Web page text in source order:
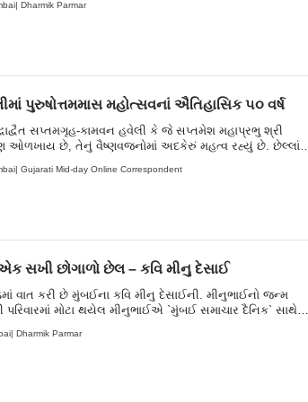
કરી તેનો મનમાં અને હૈયામાં ઉજાસ કરીએ. ગુજરાતી કવિતાઓનો
આવ્યું છે આ ‘કવિવાર’માં. આવો, સાથે મળી દર બીજા અને
Dharmik Parmar
પુરુષોત્તમમાસ મહોત્સવનાં ઐતિહાસિક ૫૦ વર્ષ
સપ્તમગૃહ-કામવન હવેલી કે જે સપ્તમેશ મહાપ્રભુ શ્રી
ઓળખાય છે, તેનું વૈષ્ણવજનોમાં અદકેરું મહત્વ રહ્યું છે. છેલ્લાં
રહ્યો છે. આવો, આ મહોત્સવની ઝાંખી કરીએ.
Gujarati Mid-day Online Correspondent
એક સખી છોગાળો છેલ – કવિ મીનુ દેસાઈ
વાત કરી છે મુંબઈના કવિ મીનુ દેસાઈની. મીનુભાઈનો જન્મ
પરિવારમાં મોટા થયેલ મીનુભાઈએ `મુંબઈ સમાચાર દૈનિક` સાથે
‘મંજરી’ જેવાં સામયિકોનું પણ સંપાદન કર્યું હતું. `પડથાર’ એ
Dharmik Parmar